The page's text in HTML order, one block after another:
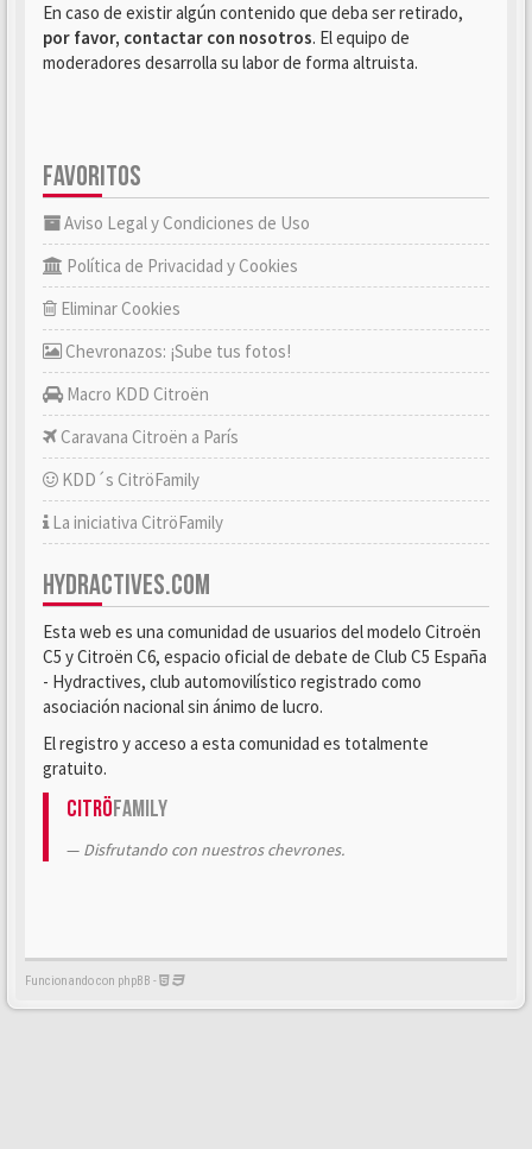
En caso de existir algún contenido que deba ser retirado,
por favor, contactar con nosotros. El equipo de
moderadores desarrolla su labor de forma altruista.
FAVORITOS
Aviso Legal y Condiciones de Uso
Política de Privacidad y Cookies
Eliminar Cookies
Chevronazos: ¡Sube tus fotos!
Macro KDD Citroën
Caravana Citroën a París
KDD´s CitröFamily
La iniciativa CitröFamily
HYDRACTIVES.COM
Esta web es una comunidad de usuarios del modelo Citroën
C5 y Citroën C6, espacio oficial de debate de Club C5 España
- Hydractives, club automovilístico registrado como
asociación nacional sin ánimo de lucro.
El registro y acceso a esta comunidad es totalmente
gratuito.
CitröFamily
Disfrutando con nuestros chevrones.
Funcionando con phpBB -